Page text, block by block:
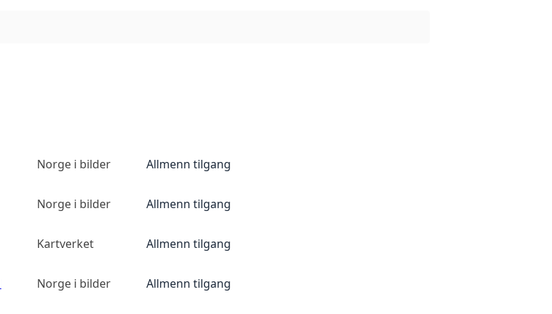
Norge i bilder Allmenn tilgang
Norge i bilder Allmenn tilgang
Kartverket Allmenn tilgang
Norge i bilder Allmenn tilgang